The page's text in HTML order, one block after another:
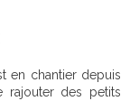
en chantier depuis
rajouter des petits